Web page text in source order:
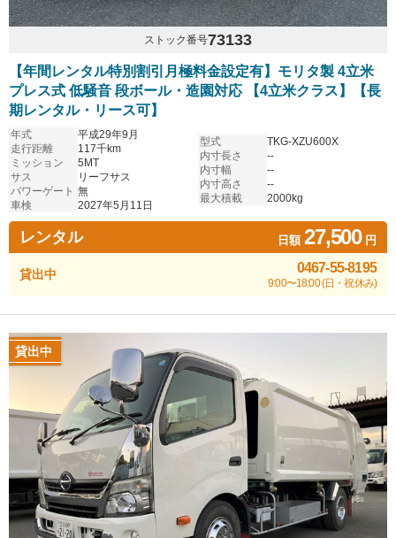
ストック番号73133
【年間レンタル特別割引月極料金設定有】モリタ製 4立米
プレス式 低騒音 段ボール・造園対応 【4立米クラス】【長
期レンタル・リース可】
年式
平成29年9月
走行距離
117千km
ミッション
5MT
サス
リーフサス
パワーゲート 無
車検
2027年5月11日
型式
TKG-XZU600X
内寸長さ
--
内寸幅
--
内寸高さ
--
最大積載
2000kg
レンタル 日額27,500円
貸出中 0467-55-8195
9:00〜18:00 (日・祝休み)
貸出中